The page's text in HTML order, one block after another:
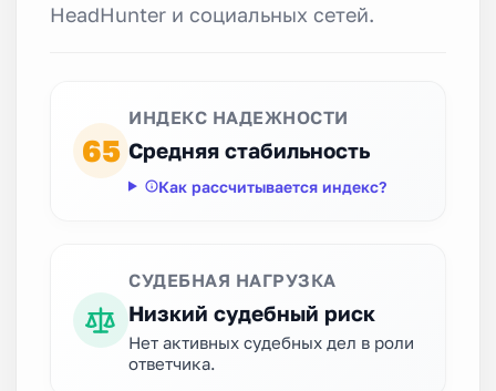
HeadHunter и социальных сетей.
65
ИНДЕКС НАДЕЖНОСТИ
Средняя стабильность
Как рассчитывается индекс?
СУДЕБНАЯ НАГРУЗКА
Низкий судебный риск
Нет активных судебных дел в роли
ответчика.